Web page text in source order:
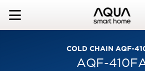
COLD CHAIN AQF-
AQF-